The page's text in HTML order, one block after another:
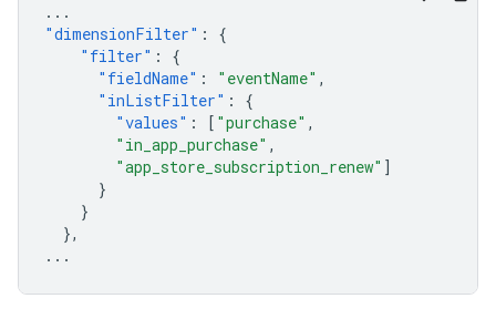
...
"dimensionFilter" :
{
"filter" :
{
"fieldName" : "eventName" ,
"inListFilter" :
{
"values" : [ "purchase" ,
"in_app_purchase" ,
"app_store_subscription_renew" ]
}
}
},
...